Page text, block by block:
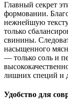
Главный секрет
формовании.
нежнейшую
только
свинины.
насыщенного
— только соль и
лишних специй и
Удобство для